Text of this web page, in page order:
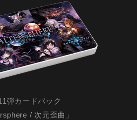
弾カードパック
/ 次元歪曲」